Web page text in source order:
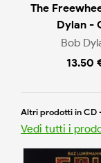
The
Dylan -
Bob
13.50
Altri prodotti in CD
Vedi tutti i